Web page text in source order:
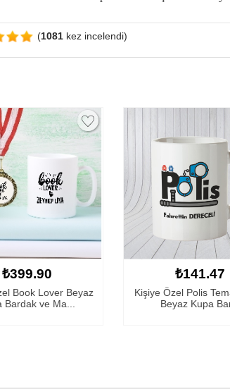
(1081 kez incelendi)
₺141.47
Özel Polis Temalı İsimli
Beyaz Kupa Bar...
Kişiye Özel
Tasarımlı